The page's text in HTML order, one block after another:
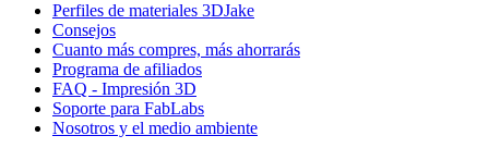
Perfiles de materiales 3DJake
Consejos
Cuanto más compres, más ahorrarás
Programa de afiliados
FAQ - Impresión 3D
Soporte para FabLabs
Nosotros y el medio ambiente